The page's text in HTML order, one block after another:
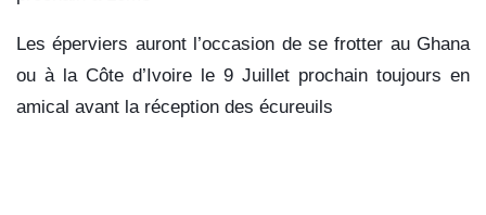
Les éperviers auront l’occasion de se frotter au Ghana
ou à la Côte d’Ivoire le 9 Juillet prochain toujours en
amical avant la réception des écureuils